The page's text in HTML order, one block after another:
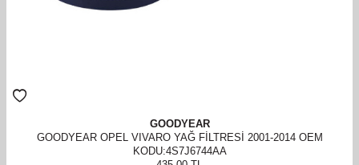
GOODYEAR
GOODYEAR OPEL VIVARO YAĞ FILTRESI 2001-2014 OEM
KODU:4S7J6744AA